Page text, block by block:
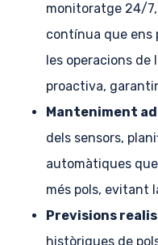
monitoratge 24/
contínua que ens
les operacions de
proactiva,
Manteniment
dels sensors,
automàtiques
més pols, evitant
Previsions
històriques de